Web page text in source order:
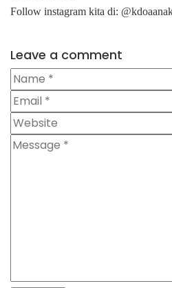
Follow instagram kita di:
Leave a comment